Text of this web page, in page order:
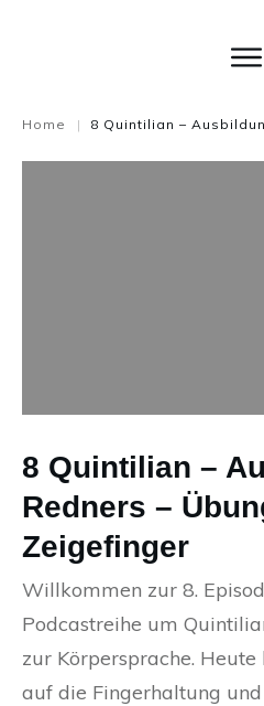
Home |
8 Quintilian –
Redners –
Zeigefinger
Willkommen zur 8.
Podcastreihe um
zur Körpersprache.
auf die Fingerhaltung